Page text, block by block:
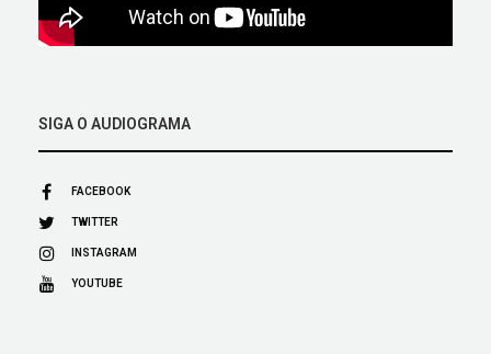
SIGA O AUDIOGRAMA
FACEBOOK
TWITTER
INSTAGRAM
YOUTUBE